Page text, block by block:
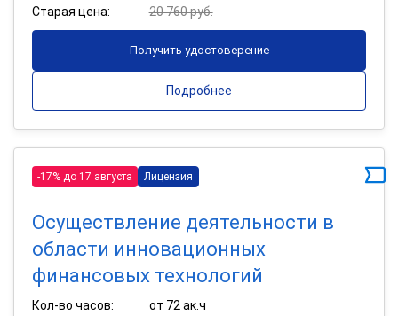
Старая цена:
20 760 руб.
Получить удостоверение
Подробнее
-17% до 17 августа Лицензия
Осуществление деятельности в
области инновационных
финансовых технологий
Кол-во часов:
от 72 ак.ч